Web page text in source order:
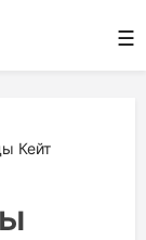
☰
Кейт